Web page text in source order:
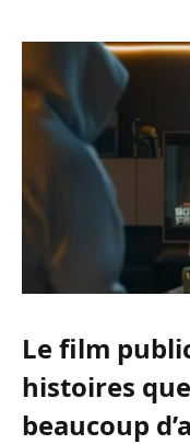
Le film
histoires
beaucoup